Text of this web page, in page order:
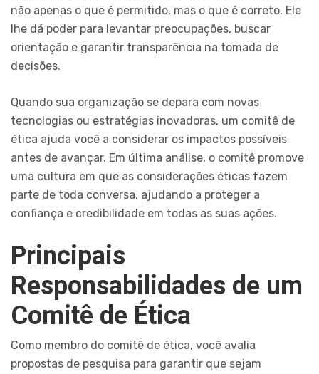
não apenas o que é permitido, mas o que é correto. Ele
lhe dá poder para levantar preocupações, buscar
orientação e garantir transparência na tomada de
decisões.
Quando sua organização se depara com novas
tecnologias ou estratégias inovadoras, um comitê de
ética ajuda você a considerar os impactos possíveis
antes de avançar. Em última análise, o comitê promove
uma cultura em que as considerações éticas fazem
parte de toda conversa, ajudando a proteger a
confiança e credibilidade em todas as suas ações.
Principais
Responsabilidades de um
Comitê de Ética
Como membro do comitê de ética, você avalia
propostas de pesquisa para garantir que sejam